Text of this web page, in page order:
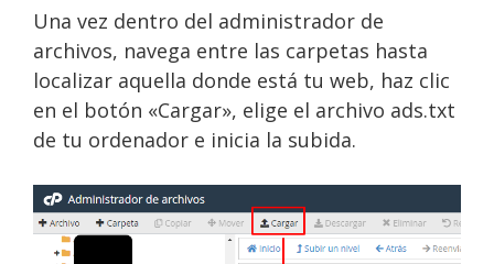
Una vez dentro del administrador de
archivos, navega entre las carpetas hasta
localizar aquella donde está tu web, haz clic
en el botón «Cargar», elige el archivo ads.txt
de tu ordenador e inicia la subida.